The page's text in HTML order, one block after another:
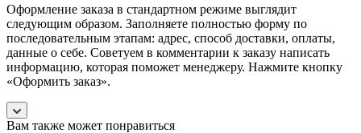
Оформление заказа в стандартном режиме выглядит
следующим образом. Заполняете полностью форму по
последовательным этапам: адрес, способ доставки, оплаты,
данные о себе. Советуем в комментарии к заказу написать
информацию, которая поможет менеджеру. Нажмите кнопку
«Оформить заказ».
Вам также может понравиться